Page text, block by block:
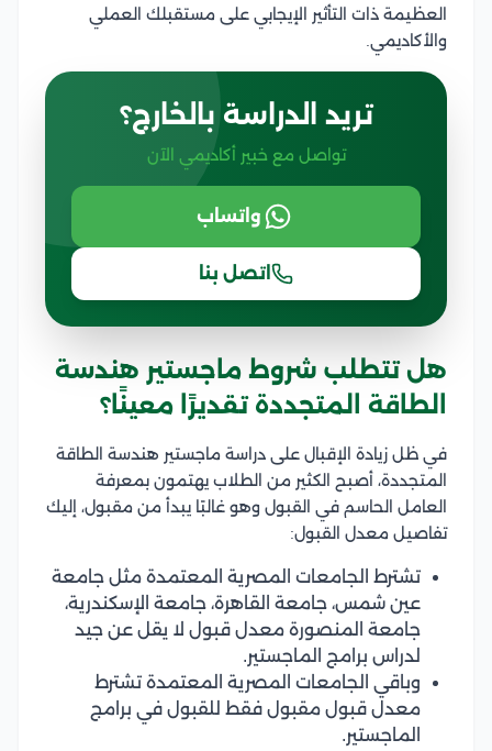
العظيمة ذات التأثير الإيجابي على مستقبلك العملي
والأكاديمي.
تريد الدراسة بالخارج؟
تواصل مع خبير أكاديمي الآن
واتساب
اتصل بنا
هل تتطلب شروط ماجستير هندسة
الطاقة المتجددة تقديرًا معينًا؟
في ظل زيادة الإقبال على دراسة ماجستير هندسة الطاقة
المتجددة، أصبح الكثير من الطلاب يهتمون بمعرفة
العامل الحاسم في القبول وهو غالبًا يبدأ من مقبول، إليك
تفاصيل معدل القبول:
تشترط الجامعات المصرية المعتمدة مثل جامعة
عين شمس، جامعة القاهرة، جامعة الإسكندرية،
جامعة المنصورة معدل قبول لا يقل عن جيد
لدراس برامج الماجستير.
وباقي الجامعات المصرية المعتمدة تشترط
معدل قبول مقبول فقط للقبول في برامج
الماجستير.